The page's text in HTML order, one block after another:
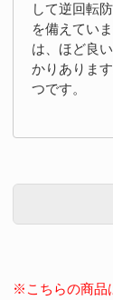
して逆回転
を備えてい
は、ほど良
かりありま
つです。
※こちらの商品